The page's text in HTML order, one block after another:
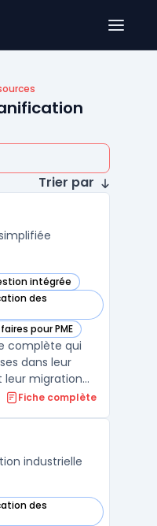
Trier par
intégrée
catégorie
des
catégorie
pour PME
catégorie
complète qui
dans leur
leur migration
simplifier et
adaptés aux
Fiche complète
industrielle
des